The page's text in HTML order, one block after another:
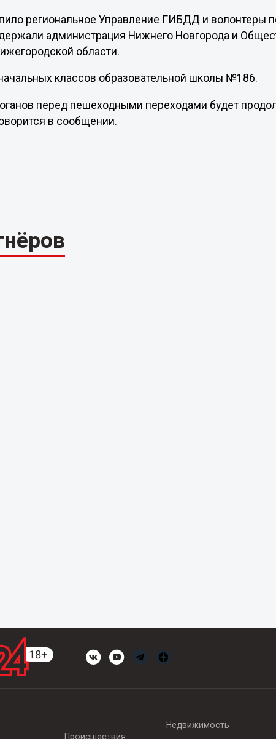
региональное Управление ГИБДД и волонтеры
администрация Нижнего Новгорода и
области.
классов образовательной школы №186.
перед пешеходными переходами будет
в сообщении.
Происшествия
Недвижимость